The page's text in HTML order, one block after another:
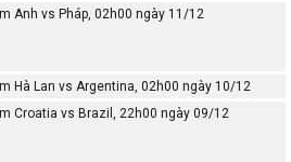
Anh vs Pháp, 02h00 ngày 11/12
Hà Lan vs Argentina, 02h00 ngày 10/12
Croatia vs Brazil, 22h00 ngày 09/12